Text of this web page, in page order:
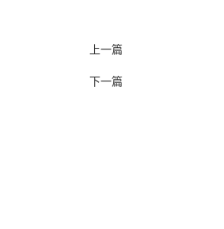
上一篇
下一篇